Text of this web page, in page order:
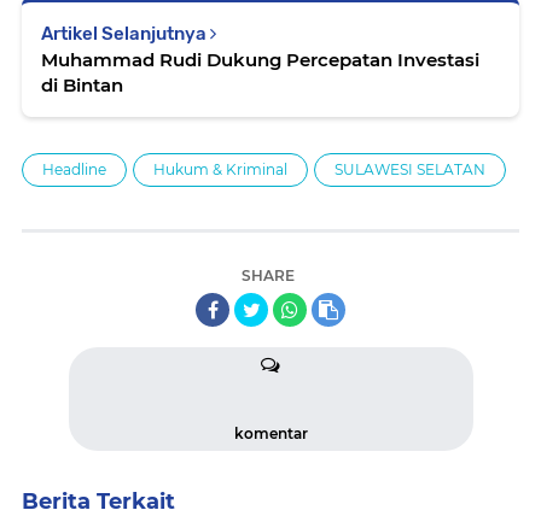
Artikel Selanjutnya
Muhammad Rudi Dukung Percepatan Investasi
di Bintan
Headline Hukum & Kriminal SULAWESI SELATAN
SHARE
komentar
Berita Terkait